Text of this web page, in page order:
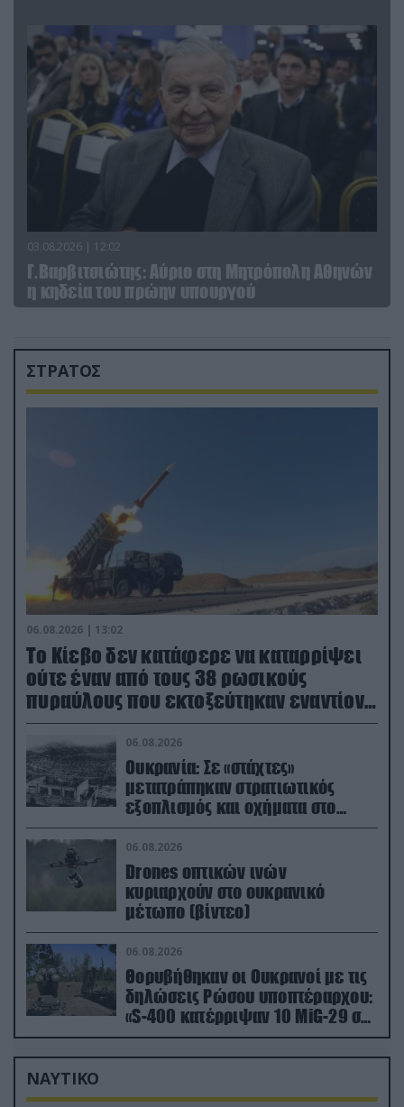
03.08.2026 | 12:02
Γ.Βαρβιτσιώτης: Aύριο στη Μητρόπολη Αθηνών
η κηδεία του πρώην υπουργού
ΣΤΡΑΤΟΣ
06.08.2026 | 13:02
Το Κίεβο δεν κατάφερε να καταρρίψει
ούτε έναν από τους 38 ρωσικούς
πυραύλους που εκτοξεύτηκαν εναντίον
του
06.08.2026
Ουκρανία: Σε «στάχτες»
μετατράπηκαν στρατιωτικός
εξοπλισμός και οχήματα στο
Κίεβο μετά από ρωσικά
πλήγματα (βίντεο)
06.08.2026
Drones οπτικών ινών
κυριαρχούν στο ουκρανικό
μέτωπο (βίντεο)
06.08.2026
Θορυβήθηκαν οι Ουκρανοί με τις
δηλώσεις Ρώσου υποπτέραρχου:
«S-400 κατέρριψαν 10 MiG-29 σε
μόλις μια μέρα!»
ΝΑΥΤΙΚΟ